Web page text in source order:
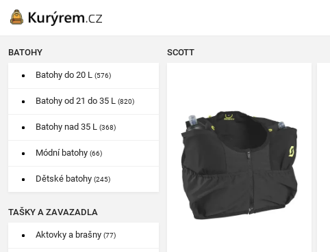
BATOHY
Batohy do 20 L (576)
Batohy od 21 do 35 L (820)
Batohy nad 35 L (368)
Módní batohy (66)
Dětské batohy (245)
TAŠKY A ZAVAZADLA
Aktovky a brašny (77)
SCOTT